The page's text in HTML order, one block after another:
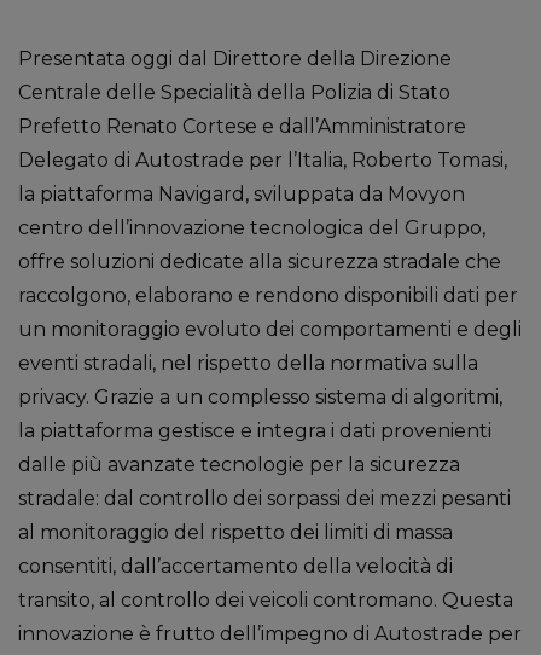
Presentata oggi dal Direttore della Direzione
Centrale delle Specialità della Polizia di Stato
Prefetto Renato Cortese e dall’Amministratore
Delegato di Autostrade per l’Italia, Roberto Tomasi,
la piattaforma Navigard, sviluppata da Movyon
centro dell’innovazione tecnologica del Gruppo,
offre soluzioni dedicate alla sicurezza stradale che
raccolgono, elaborano e rendono disponibili dati per
un monitoraggio evoluto dei comportamenti e degli
eventi stradali, nel rispetto della normativa sulla
privacy. Grazie a un complesso sistema di algoritmi,
la piattaforma gestisce e integra i dati provenienti
dalle più avanzate tecnologie per la sicurezza
stradale: dal controllo dei sorpassi dei mezzi pesanti
al monitoraggio del rispetto dei limiti di massa
consentiti, dall’accertamento della velocità di
transito, al controllo dei veicoli contromano. Questa
innovazione è frutto dell’impegno di Autostrade per